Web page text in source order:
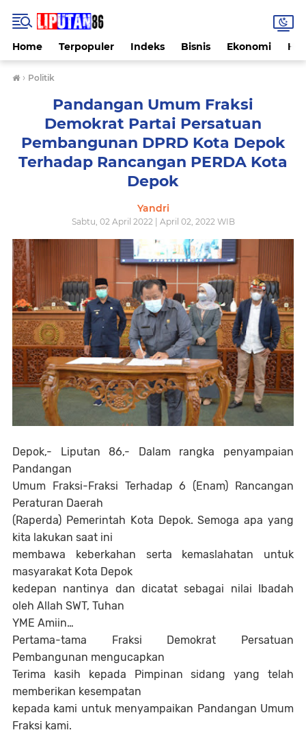
Home Terpopuler Indeks Bisnis Ekonomi
› Politik
Pandangan Umum Fraksi
Demokrat Partai Persatuan
Pembangunan DPRD Kota Depok
Terhadap Rancangan PERDA Kota
Depok
Yandri
Sabtu, 02 April 2022 | April 02, 2022 WIB
Depok,- Liputan 86,- Dalam rangka penyampaian
Pandangan
Umum Fraksi-Fraksi Terhadap 6 (Enam) Rancangan
Peraturan Daerah
(Raperda) Pemerintah Kota Depok. Semoga apa yang
kita lakukan saat ini
membawa keberkahan serta kemaslahatan untuk
masyarakat Kota Depok
kedepan nantinya dan dicatat sebagai nilai Ibadah
oleh Allah SWT, Tuhan
YME Amiin…
Pertama-tama Fraksi Demokrat Persatuan
Pembangunan mengucapkan
Terima kasih kepada Pimpinan sidang yang telah
memberikan kesempatan
kepada kami untuk menyampaikan Pandangan Umum
Fraksi kami.